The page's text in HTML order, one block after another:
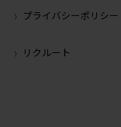
プライバシーポリシー
リクルート